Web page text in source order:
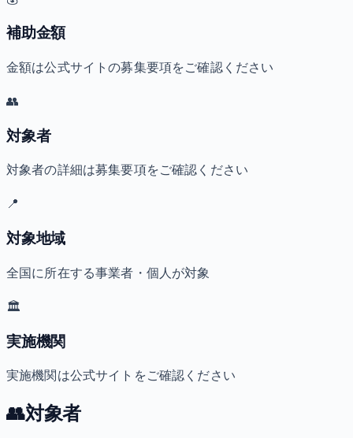
補助金額
金額は公式サイトの募集要項をご確認ください
👥
対象者
対象者の詳細は募集要項をご確認ください
📍
対象地域
全国に所在する事業者・個人が対象
🏛️
実施機関
実施機関は公式サイトをご確認ください
👥対象者